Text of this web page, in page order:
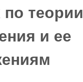
теории
и ее